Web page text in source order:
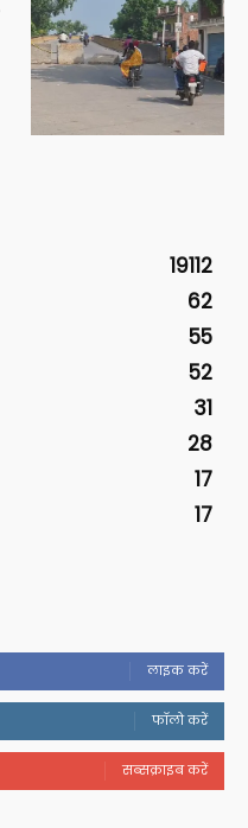
19112
62
55
52
31
28
17
17
लाइक करें
फॉलो करें
सब्सक्राइब करें